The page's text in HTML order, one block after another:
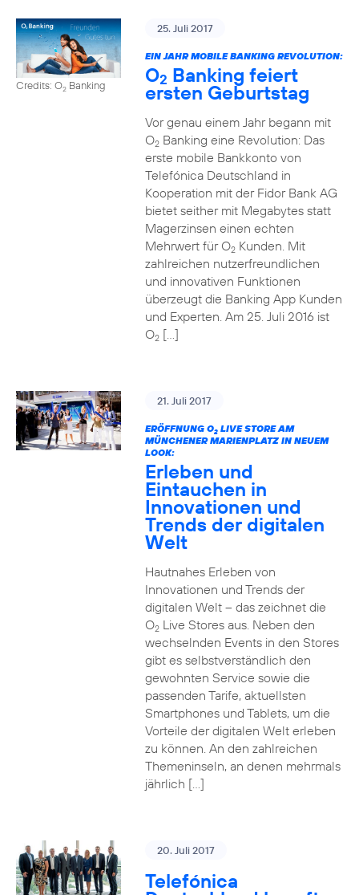
Credits: O2 Banking
25. Juli 2017
EIN JAHR MOBILE BANKING REVOLUTION:
O2 Banking feiert
ersten Geburtstag
Vor genau einem Jahr begann mit
O2Banking eine Revolution: Das
erste mobile Bankkonto von
Telefónica Deutschland in
Kooperation mit der Fidor Bank AG
bietet seither mit Megabytes statt
Magerzinsen einen echten
Mehrwert für O2Kunden. Mit
zahlreichen nutzerfreundlichen
und innovativen Funktionen
überzeugt die Banking App Kunden
und Experten. Am 25. Juli 2016 ist
O2[…]
21. Juli 2017
ERÖFFNUNG O2LIVE STORE AM
MÜNCHENER MARIENPLATZ IN NEUEM
LOOK:
Erleben und
Eintauchen in
Innovationen und
Trends der digitalen
Welt
Hautnahes Erleben von
Innovationen und Trends der
digitalen Welt – das zeichnet die
O2Live Stores aus. Neben den
wechselnden Events in den Stores
gibt es selbstverständlich den
gewohnten Service sowie die
passenden Tarife, aktuellsten
Smartphones und Tablets, um die
Vorteile der digitalen Welt erleben
zu können. An den zahlreichen
Themeninseln, an denen mehrmals
jährlich […]
20. Juli 2017
Telefónica